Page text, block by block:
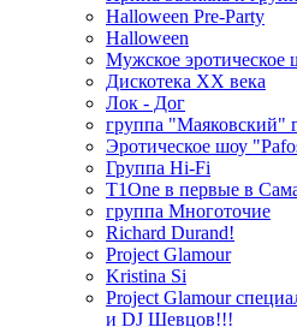
Halloween Pre-Party
Halloween
Мужское
Дискотека ХХ века
Лок - Дог
группа "Маяковский"
Эротическое шоу
Группа Hi-Fi
T1One в первые в
группа Многоточие
Richard Durand!
Project Glamour
Kristina Si
Project Glamour
и DJ Шевцов!!!